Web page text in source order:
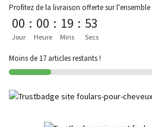
Profitez de la livraison offerte sur
00
Jour
: 00
Heure
: 19
Mins
: 53
Secs
Moins de 17 articles restants !